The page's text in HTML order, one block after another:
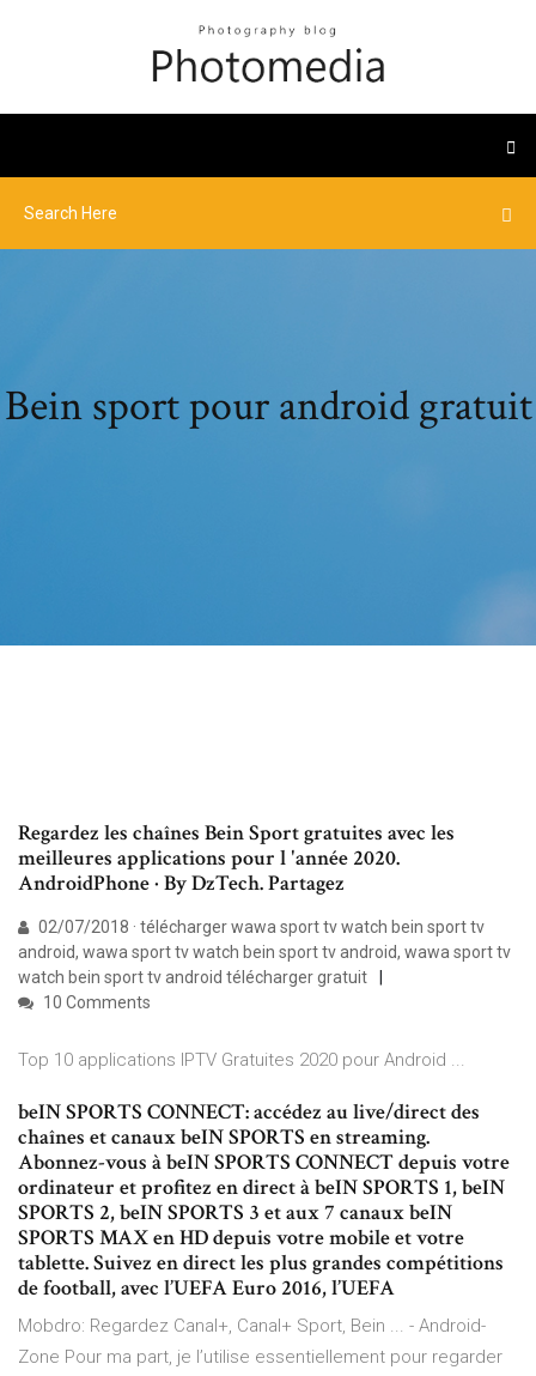
Bein sport pour android gratuit
Regardez les chaînes Bein Sport gratuites avec les
meilleures applications pour l 'année 2020.
AndroidPhone · By DzTech. Partagez
02/07/2018 · télécharger wawa sport tv watch bein sport tv
android, wawa sport tv watch bein sport tv android, wawa sport tv
watch bein sport tv android télécharger gratuit
10 Comments
Top 10 applications IPTV Gratuites 2020 pour Android ...
beIN SPORTS CONNECT: accédez au live/direct des
chaînes et canaux beIN SPORTS en streaming.
Abonnez-vous à beIN SPORTS CONNECT depuis votre
ordinateur et profitez en direct à beIN SPORTS 1, beIN
SPORTS 2, beIN SPORTS 3 et aux 7 canaux beIN
SPORTS MAX en HD depuis votre mobile et votre
tablette. Suivez en direct les plus grandes compétitions
de football, avec l’UEFA Euro 2016, l’UEFA
Mobdro: Regardez Canal+, Canal+ Sport, Bein ... - Android-
Zone Pour ma part, je l’utilise essentiellement pour regarder